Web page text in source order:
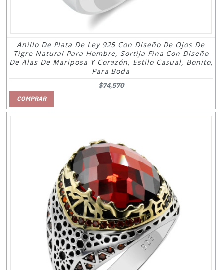
Anillo De Plata De Ley 925 Con Diseño De Ojos De
Tigre Natural Para Hombre, Sortija Fina Con Diseño
De Alas De Mariposa Y Corazón, Estilo Casual, Bonito,
Para Boda
$74,570
COMPRAR